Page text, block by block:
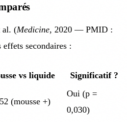
al. (Medicine, 2020 — PMID :
secondaires :
vs liquide Significatif ?
(mousse +)
Oui (p =
0,030)